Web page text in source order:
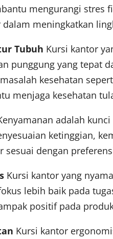
mengurangi stres
meningkatkan
Tubuh Kursi kantor
punggung yang tepat
kesehatan
menjaga kesehatan
adalah
ketinggian,
sesuai dengan
Kursi kantor yang
lebih baik pada
positif pada
Kursi kantor